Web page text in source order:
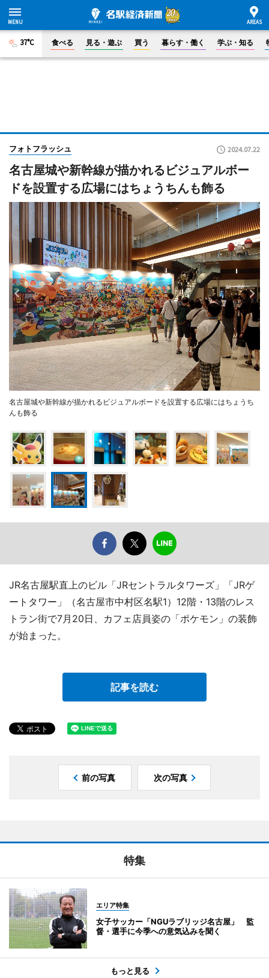
37°C 食べる 見る・遊ぶ 買う 暮らす・働く 学ぶ・知る
フォトフラッシュ 2024.07.22
名古屋城や新幹線が描かれるビジュアルボー
ドを設置する広場にはちょうちんも飾る
名古屋城や新幹線が描かれるビジュアルボードを設置する広場にはちょうち
んも飾る
JR名古屋駅直上のビル「JRセントラルタワーズ」「JRゲ
ートタワー」（名古屋市中村区名駅1）12階・13階のレス
トラン街で7月20日、カフェ店員姿の「ポケモン」の装飾
が始まった。
記事を読む
前の写真 次の写真
特集
エリア特集
女子サッカー「NGUラブリッジ名古屋」 監
督・選手に今季への意気込みを聞く
もっと見る